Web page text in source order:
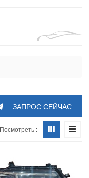
ЗАПРОС СЕЙЧАС
Посмотреть :